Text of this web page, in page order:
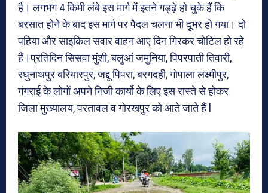
है। लगभग 4 किमी लंबे इस मार्ग में इतने गड्ढ़े हो चुके हैं कि
बरसात होने के बाद इस मार्ग पर पैदल चलना भी दूूूभर हो गया। दो
पहिया और साइकिल सवार वाहन आए दिन गिरकर चोटिल हो रहे
हैं।प्रतिदिन सिसवा मुंशी, बलुआं जमुनिया, पिपरपाती तिवारी,
रघुनाथपुर बरियारपुर, जद्दू पिपरा, बरगदही, गोपाला लक्ष्मीपुर,
गंगराई के लोगों अपने निजी कार्यो के लिए इस रास्ते से होकर
जिला मुख्यालय, परतावल व गोरखपुर को आते जाते हैं l